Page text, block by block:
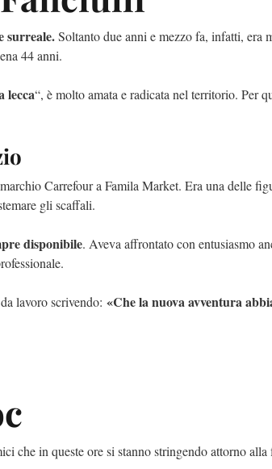
surreale.Soltanto due anni e mezzo fa, infatti, era
44 anni.
lecca“, è molto amata e radicata nel territorio. Per
Carrefour a Famila Market. Era una delle
gli scaffali.
disponibile. Aveva affrontato con entusiasmo
lavoro scrivendo: «Che la nuova avventura
che in queste ore si stanno stringendo attorno alla